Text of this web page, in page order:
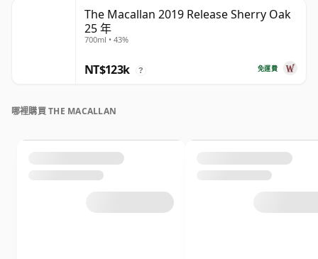
The Macallan 2019 Release Sherry Oak
25 年
700ml • 43%
免運費
NT$123k ?
哪裡購買 THE MACALLAN